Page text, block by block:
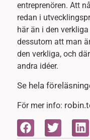
entreprenören. Att
redan i
här än i den
dessutom att man
den verkliga, och
andra idéer.
Se hela
För mer info: